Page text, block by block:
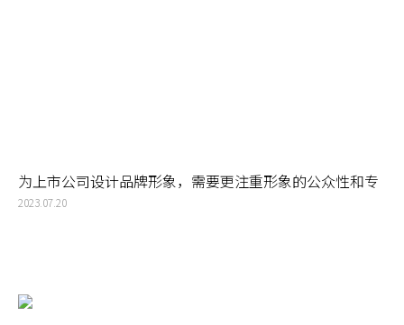
为上市公司设计品牌形象，需要更注重形象的公众性和专
业性
2023.07.20